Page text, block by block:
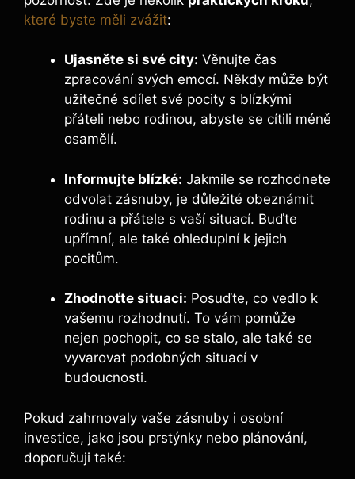
které byste měli zvážit:
Ujasněte si své city: Věnujte čas
zpracování svých emocí. Někdy může být
užitečné sdílet své pocity s blízkými
přáteli nebo rodinou, abyste se cítili méně
osamělí.
Informujte blízké: Jakmile se rozhodnete
odvolat zásnuby, je důležité obeznámit
rodinu a přátele s vaší situací. Buďte
upřímní, ale také ohleduplní k jejich
pocitům.
Zhodnoťte situaci: Posuďte, co vedlo k
vašemu rozhodnutí. To vám pomůže
nejen pochopit, co se stalo, ale také se
vyvarovat podobných situací v
budoucnosti.
Pokud zahrnovaly vaše zásnuby i osobní
investice, jako jsou prstýnky nebo plánování,
doporučuji také: